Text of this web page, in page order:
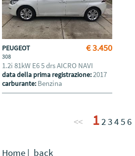
€ 3.450
PEUGEOT
308
1.2i 81kW E6 5 drs AICRO NAVI
data della prima registrazione:2017
carburante: Benzina
<< 12345 6
Home | back